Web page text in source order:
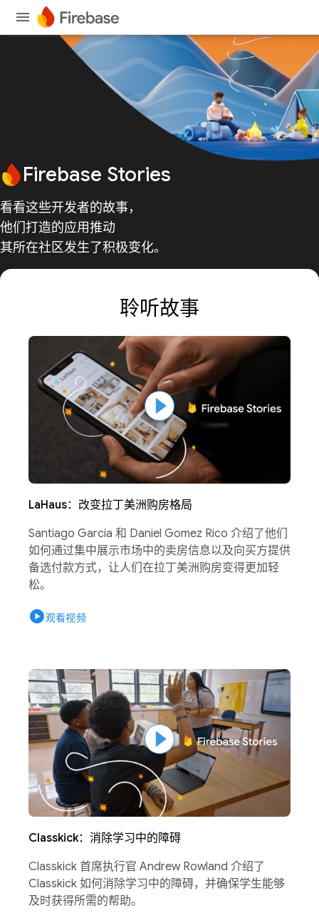
Firebase Stories
看看这些开发者的故事，
他们打造的应用推动
其所在社区发生了积极变化。
聆听故事
LaHaus：改变拉丁美洲购房格局
Santiago Garcia 和 Daniel Gomez Rico 介绍了他们
如何通过集中展示市场中的卖房信息以及向买方提供
备选付款方式，让人们在拉丁美洲购房变得更加轻
松。
play_circle观看视频
Classkick：消除学习中的障碍
Classkick 首席执行官 Andrew Rowland 介绍了
Classkick 如何消除学习中的障碍，并确保学生能够
及时获得所需的帮助。